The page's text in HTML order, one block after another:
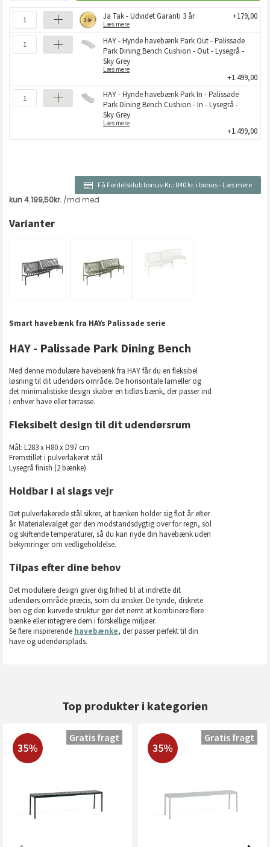
Ja Tak - Udvidet Garanti 3 år
Læs mere
+179,00
HAY - Hynde havebænk Park Out - Palissade
Park Dining Bench Cushion - Out - Lysegrå -
Sky Grey
Læs mere
+1.499,00
HAY - Hynde havebænk Park In - Palissade
Park Dining Bench Cushion - In - Lysegrå -
Sky Grey
Læs mere
+1.499,00
Få Fordelsklub bonus-Kr.: 840 kr. i bonus- Læs mere
Varianter
Smart havebænk fra HAYs Palissade serie
HAY - Palissade Park Dining Bench
Med denne modulære havebænk fra HAY får du en fleksibel
løsning til dit udendørs område. De horisontale lameller og
det minimalistiske design skaber en tidløs bænk, der passer ind
i enhver have eller terrasse.
Fleksibelt design til dit udendørsrum
Mål: L283 x H80 x D97 cm
Fremstillet i pulverlakeret stål
Lysegrå finish (2 bænke)
Holdbar i al slags vejr
Det pulverlakerede stål sikrer, at bænken holder sig flot år efter
år. Materialevalget gør den modstandsdygtig over for regn, sol
og skiftende temperaturer, så du kan nyde din havebænk uden
bekymringer om vedligeholdelse.
Tilpas efter dine behov
Det modulære design giver dig frihed til at indrette dit
udendørs område præcis, som du ønsker. De tynde, diskrete
ben og den kurvede struktur gør det nemt at kombinere flere
bænke eller integrere dem i forskellige miljøer.
Se flere inspirerende havebænke, der passer perfekt til din
have og udendørsplads.
Top produkter i kategorien
35%
Gratis fragt
35%
Gratis fragt